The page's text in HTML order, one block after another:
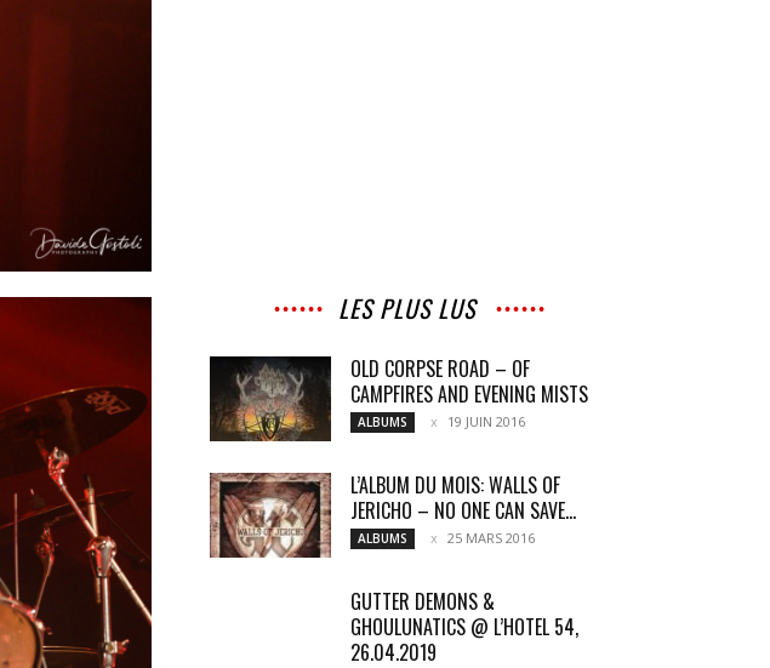
LES PLUS LUS
OLD CORPSE ROAD – OF
CAMPFIRES AND EVENING MISTS
ALBUMS 19 JUIN 2016
L’ALBUM DU MOIS: WALLS OF
JERICHO – NO ONE CAN SAVE...
ALBUMS 25 MARS 2016
GUTTER DEMONS &
GHOULUNATICS @ L’HOTEL 54,
26.04.2019